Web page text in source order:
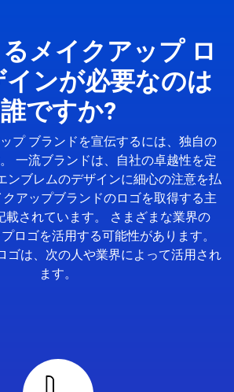
メイクアップ ロ
インが必要なのは
誰ですか?
プ ブランドを宣伝するには、独自の
一流ブランドは、自社の卓越性を定
ンブレムのデザインに細心の注意を払
アップブランドのロゴを取得する主
載されています。 さまざまな業界の
ロゴを活用する可能性があります。
ゴは、次の人や業界によって活用され
ます。